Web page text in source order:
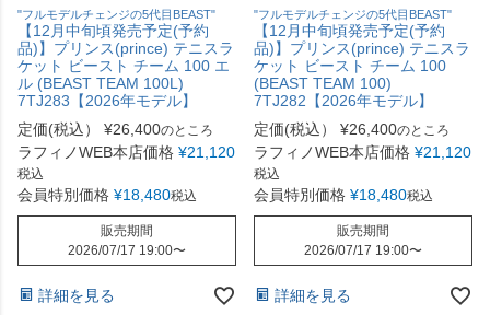
"フルモデルチェンジの5代目BEAST"
【12月中旬頃発売予定(予約
品)】プリンス(prince) テニスラ
ケット ビースト チーム 100 エ
ル (BEAST TEAM 100L)
7TJ283【2026年モデル】
定価(税込）
¥26,400のところ
ラフィノWEB本店価格 ¥21,120
税込
会員特別価格 ¥18,480税込
販売期間
2026/07/17 19:00〜
詳細を見る
"フルモデルチェンジの5代目BEAST"
【12月中旬頃発売予定(予約
品)】プリンス(prince) テニスラ
ケット ビースト チーム 100
(BEAST TEAM 100)
7TJ282【2026年モデル】
定価(税込）
¥26,400のところ
ラフィノWEB本店価格 ¥21,120
税込
会員特別価格 ¥18,480税込
販売期間
2026/07/17 19:00〜
詳細を見る